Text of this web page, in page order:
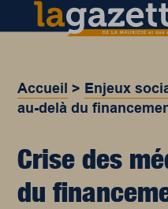
Accueil > Enjeux
au-delà du
Crise des
du